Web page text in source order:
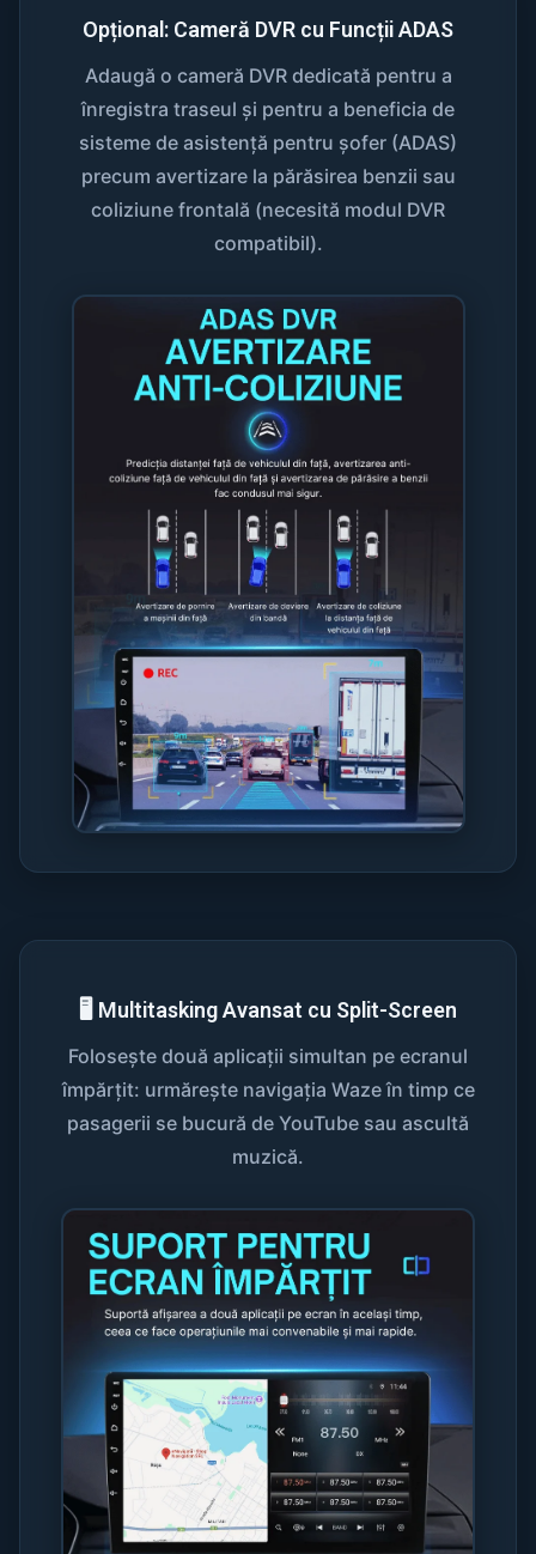
Opțional: Cameră DVR cu Funcții ADAS
Adaugă o cameră DVR dedicată pentru a
înregistra traseul și pentru a beneficia de
sisteme de asistență pentru șofer (ADAS)
precum avertizare la părăsirea benzii sau
coliziune frontală (necesită modul DVR
compatibil).
🖥️ Multitasking Avansat cu Split-Screen
Folosește două aplicații simultan pe ecranul
împărțit: urmărește navigația Waze în timp ce
pasagerii se bucură de YouTube sau ascultă
muzică.